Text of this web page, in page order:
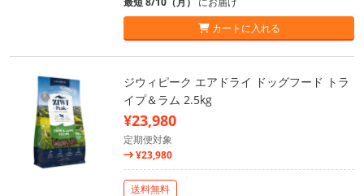
カートに入れる
ジウィピーク エアドライ ドッグフード トラ
イプ＆ラム 2.5kg
¥23,980
定期便対象
¥23,980
送料無料